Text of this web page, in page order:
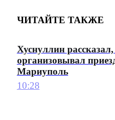
ЧИТАЙТЕ ТАКЖЕ
Хуснуллин
организовывал
Мариуполь
10:28